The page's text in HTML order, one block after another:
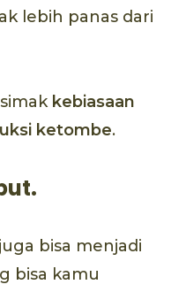
lebih panas dari
kebiasaan
ketombe.
bisa menjadi
bisa kamu